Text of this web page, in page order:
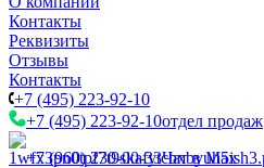
Контакты
Реквизиты
Отзывы
Контакты
+7 (495) 223-92-10
+7 (495) 223-92-10отдел продаж
+7 (960) 230-00-33Чат в Max